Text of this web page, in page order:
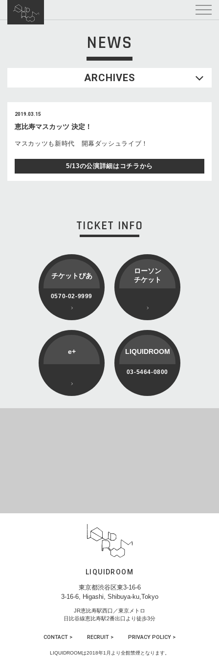
NEWS
ARCHIVES
2019.03.15
恵比寿マスカッツ 決定！
マスカッツも新時代 開幕ダッシュライブ！
5/13の公演詳細はコチラから
TICKET INFO
チケットぴあ
0570-02-9999
ローソン
チケット
e+ LIQUIDROOM
03-5464-0800
LIQUIDROOM
東京都渋谷区東3-16-6
3-16-6, Higashi, Shibuya-ku,Tokyo
JR恵比寿駅西口／東京メトロ
日比谷線恵比寿駅2番出口より徒歩3分
CONTACT > RECRUIT > PRIVACY POLICY >
LIQUIDROOMは2018年1月より全館禁煙となります。